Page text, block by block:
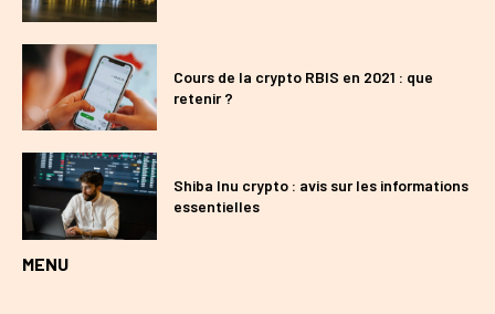
Cours de la crypto RBIS en 2021 : que
retenir ?
Shiba Inu crypto : avis sur les informations
essentielles
MENU